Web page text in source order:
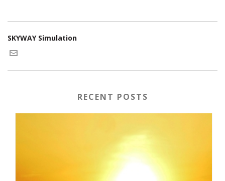
SKYWAY Simulation
RECENT POSTS